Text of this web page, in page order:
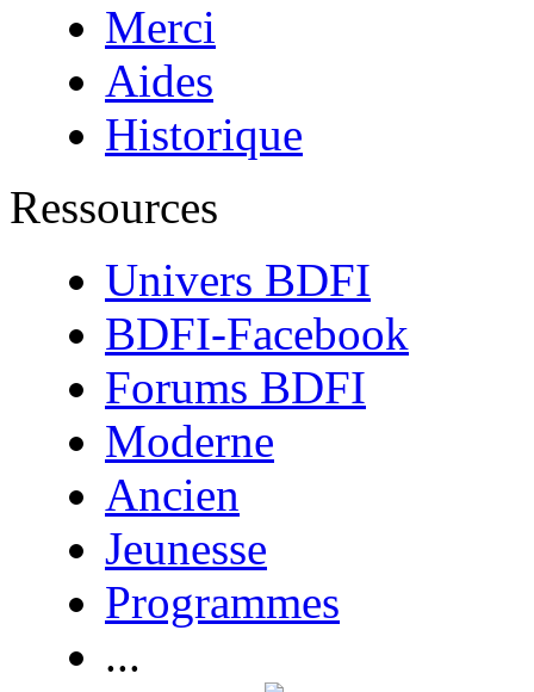
Merci
Aides
Historique
Ressources
Univers BDFI
BDFI-Facebook
Forums BDFI
Moderne
Ancien
Jeunesse
Programmes
...